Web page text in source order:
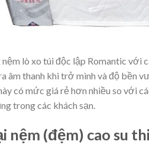
nệm lò xo túi độc lập Romantic với
âm thanh khi trở mình và độ bền
có mức giá rẻ hơn nhiều so với
trong các khách sạn.
nệm (đệm) cao su